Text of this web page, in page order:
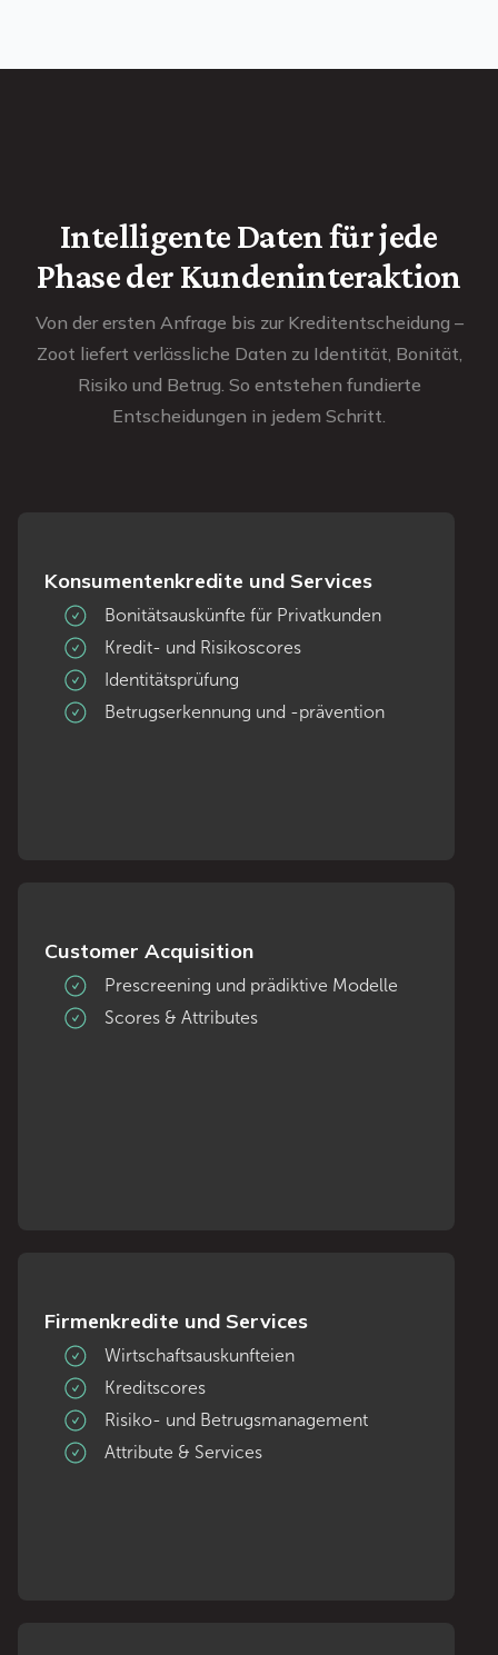
Intelligente Daten für jede
Phase der Kundeninteraktion
Von der ersten Anfrage bis zur Kreditentscheidung –
Zoot liefert verlässliche Daten zu Identität, Bonität,
Risiko und Betrug. So entstehen fundierte
Entscheidungen in jedem Schritt.
Konsumentenkredite und Services
Bonitätsauskünfte für Privatkunden
Kredit- und Risikoscores
Identitätsprüfung
Betrugserkennung und -prävention
Customer Acquisition
Prescreening und prädiktive Modelle
Scores & Attributes
Firmenkredite und Services
Wirtschaftsauskunfteien
Kreditscores
Risiko- und Betrugsmanagement
Attribute & Services